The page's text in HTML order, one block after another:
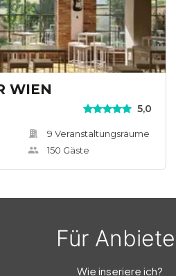
WIEN
5,0
9 Veranstaltungsräume
150 Gäste
Für
Wie inseriere ich?